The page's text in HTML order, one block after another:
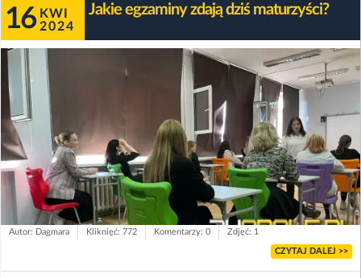
16 KWI
2024
Jakie egzaminy zdają dziś maturzyści?
Autor: Dagmara Kliknięć: 772 Komentarzy: 0 Zdjęć: 1
CZYTAJ DALEJ >>